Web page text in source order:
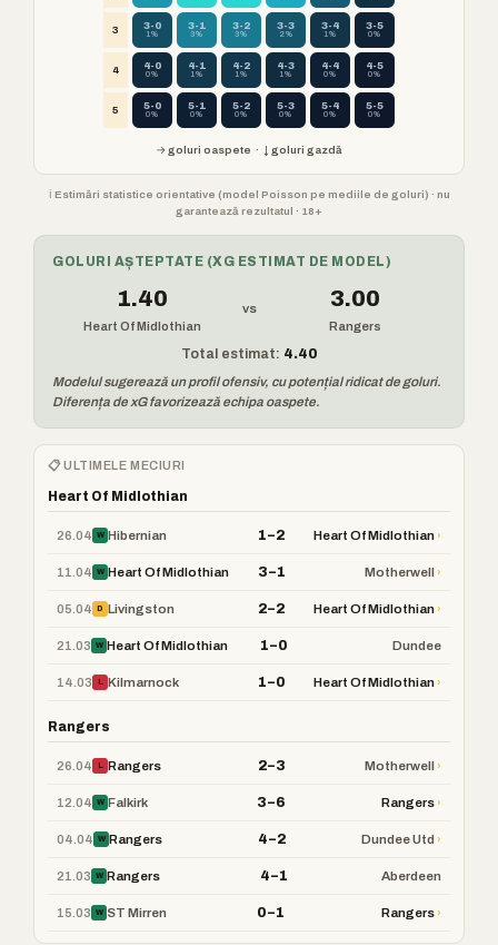
3 3-0
1%
3-1
3%
3-2
3%
3-3
2%
3-4
1%
3-5
0%
4 4-0
0%
4-1
1%
4-2
1%
4-3
1%
4-4
0%
4-5
0%
5 5-0
0%
5-1
0%
5-2
0%
5-3
0%
5-4
0%
5-5
0%
→ goluri oaspete · ↓ goluri gazdă
ℹ️ Estimări statistice orientative (model Poisson pe mediile de goluri) · nu
garantează rezultatul · 18+
GOLURI AȘTEPTATE (XG ESTIMAT DE MODEL)
1.40
Heart Of Midlothian
vs 3.00
Rangers
Total estimat: 4.40
Modelul sugerează un profil ofensiv, cu potențial ridicat de goluri.
Diferența de xG favorizează echipa oaspete.
📋 ULTIMELE MECIURI
Heart Of Midlothian
26.04 W Hibernian 1–2 Heart Of Midlothian›
11.04 W Heart Of Midlothian 3–1 Motherwell›
05.04 D Livingston 2–2 Heart Of Midlothian›
21.03 W Heart Of Midlothian 1–0 Dundee
14.03 L Kilmarnock 1–0 Heart Of Midlothian›
Rangers
26.04 L Rangers 2–3 Motherwell›
12.04 W Falkirk 3–6 Rangers›
04.04 W Rangers 4–2 Dundee Utd›
21.03 W Rangers 4–1 Aberdeen
15.03 W ST Mirren 0–1 Rangers›